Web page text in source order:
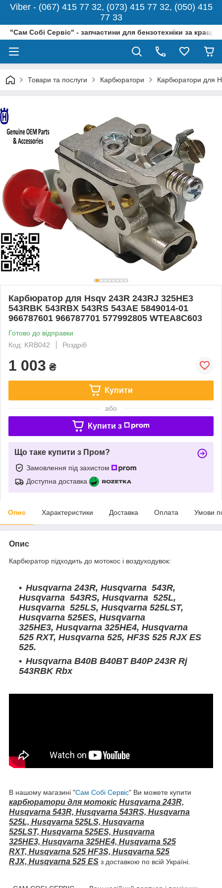
Viber - (067) 415 77 32, (073) 415 77 32, (050) 415
77 33
"Сам Собі Сервіс" - запчастини для бензотехніки за
Товари та послуги Карбюратори Карбюратори для
Карбюратор для Hsqv 243R 243RJ 325HE3
543RBK 543RBX 543RS 543AE 5849014-01
966787601 966787701 577992805 WTEA8C603
Готово до відправки
Код: KRB042
Роздріб
1 003 ₴
Купити
або
Купити з
Що таке купити з Пром?
Замовлення під захистом
Доступна доставка
Опис Характеристики Доставка Оплата Умови
Опис
Карбюратор підходить до мотокос і воздуходувок:
Husqvarna 243R, Husqvarna 543R,
Husqvarna 543RS, Husqvarna 525L,
Husqvarna 525LS, Husqvarna 525LST,
Husqvarna 525ES, Husqvarna
325HE3, Husqvarna 325HE4, Husqvarna
525 RXT, Husqvarna 525, HF3S 525 RJX ES
525.
Husqvarna B40B B40BT B40P 243R Rj
543RBK Rbx
В нашому магазині "Сам Собі Сервіс" Ви можете купити
карбюратори для мотокіс Husqvarna 243R,
Husqvarna 543R, Husqvarna 543RS, Husqvarna
525L, Husqvarna 525LS, Husqvarna
525LST, Husqvarna 525ES, Husqvarna
325HE3, Husqvarna 325HE4, Husqvarna 525
RXT, Husqvarna 525 HF3S, Husqvarna 525
RJX, Husqvarna 525 ES з доставкою по всій Україні.